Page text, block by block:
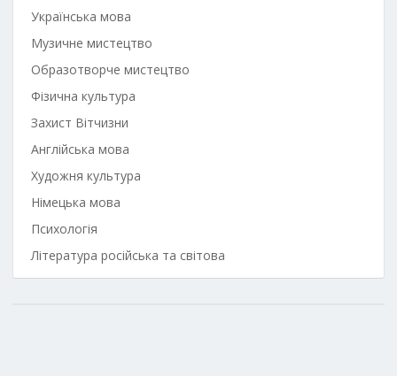
Українська мова
Музичне мистецтво
Образотворче мистецтво
Фізична культура
Захист Вітчизни
Англійська мова
Художня культура
Німецька мова
Психологія
Література російська та світова